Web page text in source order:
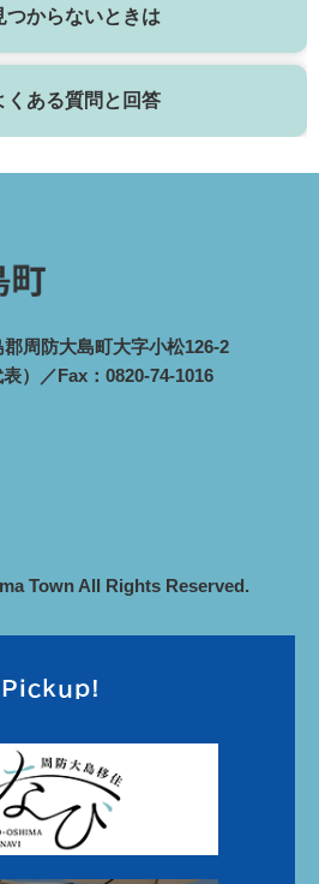
つからないときは
くある質問と回答
周防大島町大字小松126-2
）／Fax：0820-74-1016
Town All Rights Reserved.